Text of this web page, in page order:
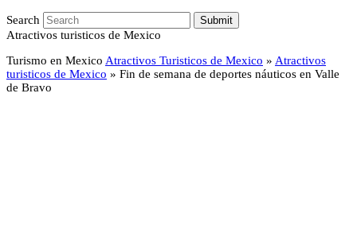
Search Submit
Atractivos turisticos de Mexico
Turismo en Mexico Atractivos Turisticos de Mexico » Atractivos
turisticos de Mexico » Fin de semana de deportes náuticos en Valle
de Bravo